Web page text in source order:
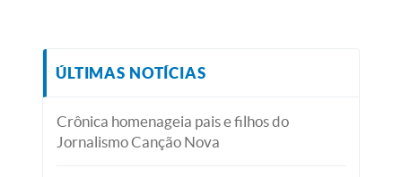
ÚLTIMAS NOTÍCIAS
Crônica homenageia pais e filhos do
Jornalismo Canção Nova